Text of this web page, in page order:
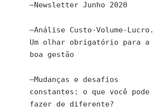
–Newsletter Junho 2020
–Análise Custo-Volume-Lucro.
Um olhar obrigatório para a
boa gestão
–Mudanças e desafios
constantes: o que você pode
fazer de diferente?